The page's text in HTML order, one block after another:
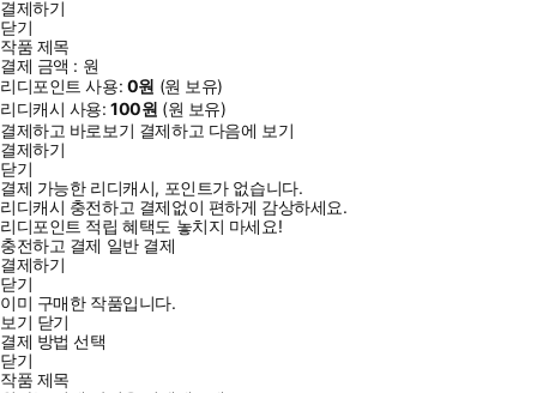
결제하기
닫기
작품 제목
결제 금액 : 원
리디포인트 사용: 0원 (원 보유)
리디캐시 사용:100원 (원 보유)
결제하고 바로보기 결제하고 다음에 보기
결제하기
닫기
결제 가능한 리디캐시, 포인트가 없습니다.
리디캐시 충전하고 결제없이 편하게 감상하세요.
리디포인트 적립 혜택도 놓치지 마세요!
충전하고 결제 일반 결제
결제하기
닫기
이미 구매한 작품입니다.
보기 닫기
결제 방법 선택
닫기
작품 제목